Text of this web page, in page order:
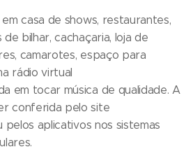
em casa de shows, restaurantes,
bilhar, cachaçaria, loja de
camarotes, espaço para
rádio virtual
em tocar música de qualidade. A
conferida pelo site
pelos aplicativos nos sistemas